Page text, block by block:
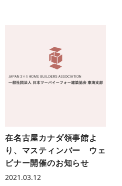
在名古屋カナダ領事館よ
り、マスティンバー ウェ
ビナー開催のお知らせ
2021.03.12